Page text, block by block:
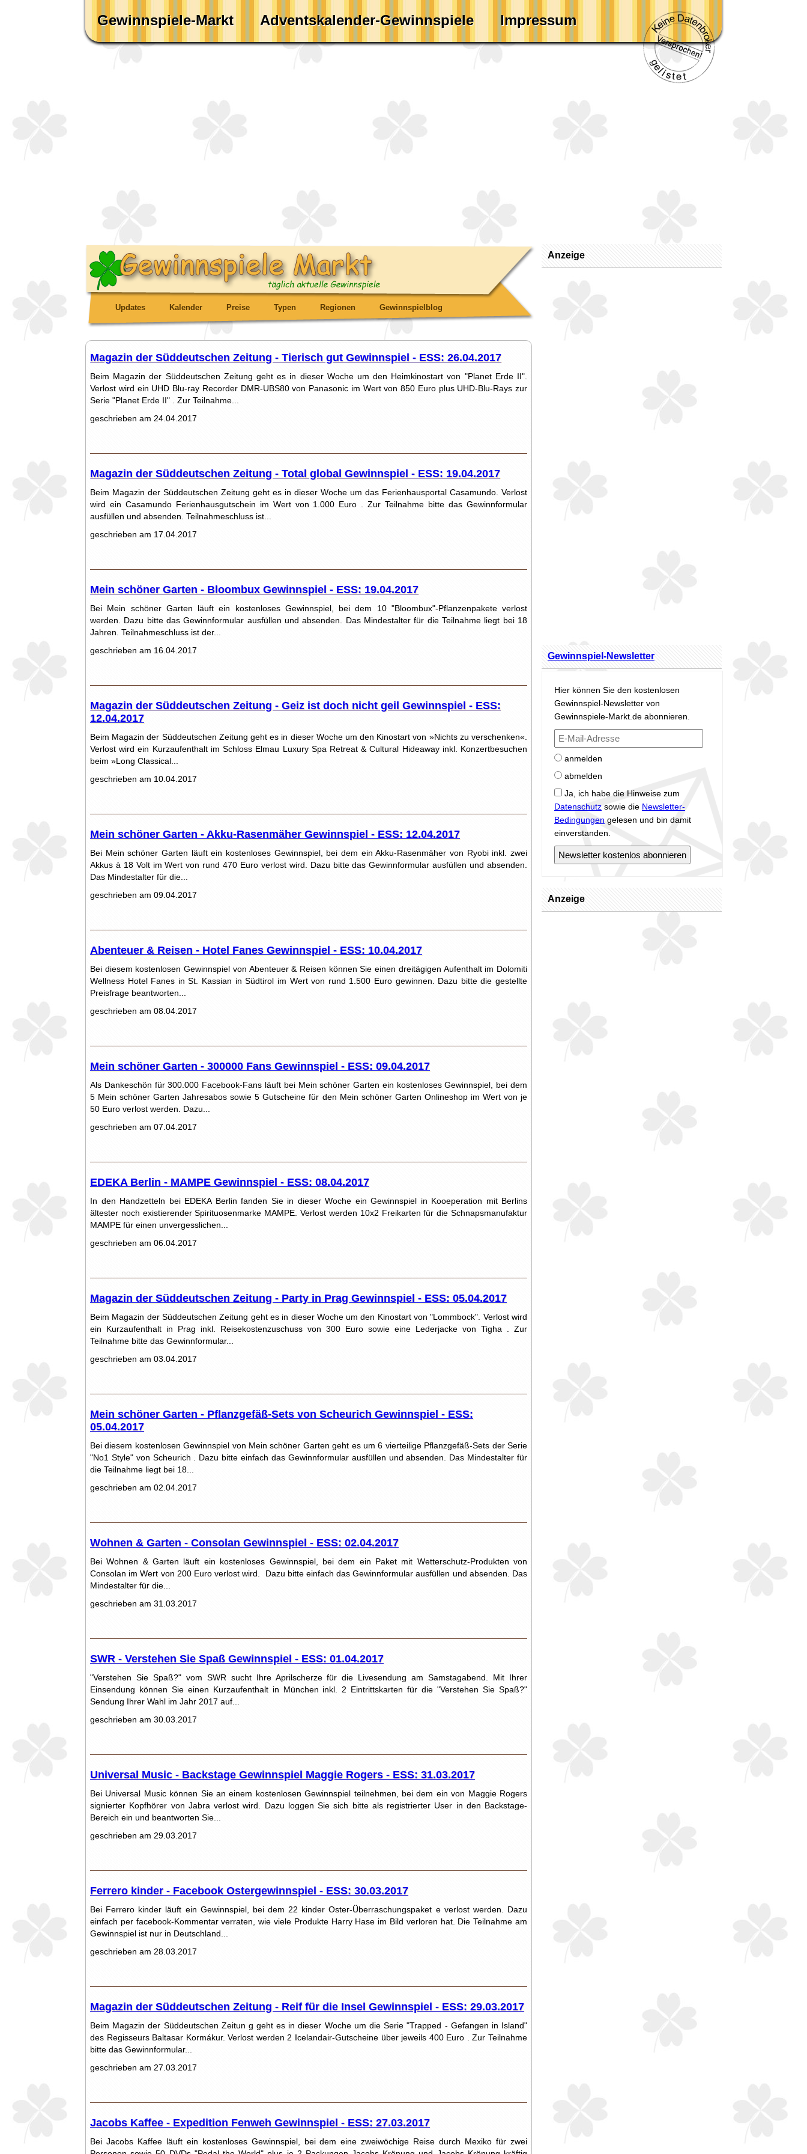
Gewinnspiele-Markt Adventskalender-Gewinnspiele Impressum
Updates Kalender Preise Typen Regionen Gewinnspielblog
Magazin der Süddeutschen Zeitung - Tierisch gut Gewinnspiel - ESS: 26.04.2017
Beim Magazin der Süddeutschen Zeitung geht es in dieser Woche um den Heimkinostart von "Planet Erde II".
Verlost wird ein UHD Blu-ray Recorder DMR-UBS80 von Panasonic im Wert von 850 Euro plus UHD-Blu-Rays zur
Serie "Planet Erde II" . Zur Teilnahme...
geschrieben am 24.04.2017
Magazin der Süddeutschen Zeitung - Total global Gewinnspiel - ESS: 19.04.2017
Beim Magazin der Süddeutschen Zeitung geht es in dieser Woche um das Ferienhausportal Casamundo. Verlost
wird ein Casamundo Ferienhausgutschein im Wert von 1.000 Euro . Zur Teilnahme bitte das Gewinnformular
ausfüllen und absenden. Teilnahmeschluss ist...
geschrieben am 17.04.2017
Mein schöner Garten - Bloombux Gewinnspiel - ESS: 19.04.2017
Bei Mein schöner Garten läuft ein kostenloses Gewinnspiel, bei dem 10 "Bloombux"-Pflanzenpakete verlost
werden. Dazu bitte das Gewinnformular ausfüllen und absenden. Das Mindestalter für die Teilnahme liegt bei 18
Jahren. Teilnahmeschluss ist der...
geschrieben am 16.04.2017
Magazin der Süddeutschen Zeitung - Geiz ist doch nicht geil Gewinnspiel - ESS:
12.04.2017
Beim Magazin der Süddeutschen Zeitung geht es in dieser Woche um den Kinostart von »Nichts zu verschenken«.
Verlost wird ein Kurzaufenthalt im Schloss Elmau Luxury Spa Retreat & Cultural Hideaway inkl. Konzertbesuchen
beim »Long Classical...
geschrieben am 10.04.2017
Mein schöner Garten - Akku-Rasenmäher Gewinnspiel - ESS: 12.04.2017
Bei Mein schöner Garten läuft ein kostenloses Gewinnspiel, bei dem ein Akku-Rasenmäher von Ryobi inkl. zwei
Akkus à 18 Volt im Wert von rund 470 Euro verlost wird. Dazu bitte das Gewinnformular ausfüllen und absenden.
Das Mindestalter für die...
geschrieben am 09.04.2017
Abenteuer & Reisen - Hotel Fanes Gewinnspiel - ESS: 10.04.2017
Bei diesem kostenlosen Gewinnspiel von Abenteuer & Reisen können Sie einen dreitägigen Aufenthalt im Dolomiti
Wellness Hotel Fanes in St. Kassian in Südtirol im Wert von rund 1.500 Euro gewinnen. Dazu bitte die gestellte
Preisfrage beantworten...
geschrieben am 08.04.2017
Mein schöner Garten - 300000 Fans Gewinnspiel - ESS: 09.04.2017
Als Dankeschön für 300.000 Facebook-Fans läuft bei Mein schöner Garten ein kostenloses Gewinnspiel, bei dem
5 Mein schöner Garten Jahresabos sowie 5 Gutscheine für den Mein schöner Garten Onlineshop im Wert von je
50 Euro verlost werden. Dazu...
geschrieben am 07.04.2017
EDEKA Berlin - MAMPE Gewinnspiel - ESS: 08.04.2017
In den Handzetteln bei EDEKA Berlin fanden Sie in dieser Woche ein Gewinnspiel in Kooeperation mit Berlins
ältester noch existierender Spirituosenmarke MAMPE. Verlost werden 10x2 Freikarten für die Schnapsmanufaktur
MAMPE für einen unvergesslichen...
geschrieben am 06.04.2017
Magazin der Süddeutschen Zeitung - Party in Prag Gewinnspiel - ESS: 05.04.2017
Beim Magazin der Süddeutschen Zeitung geht es in dieser Woche um den Kinostart von "Lommbock". Verlost wird
ein Kurzaufenthalt in Prag inkl. Reisekostenzuschuss von 300 Euro sowie eine Lederjacke von Tigha . Zur
Teilnahme bitte das Gewinnformular...
geschrieben am 03.04.2017
Mein schöner Garten - Pflanzgefäß-Sets von Scheurich Gewinnspiel - ESS:
05.04.2017
Bei diesem kostenlosen Gewinnspiel von Mein schöner Garten geht es um 6 vierteilige Pflanzgefäß-Sets der Serie
"No1 Style" von Scheurich . Dazu bitte einfach das Gewinnformular ausfüllen und absenden. Das Mindestalter für
die Teilnahme liegt bei 18...
geschrieben am 02.04.2017
Wohnen & Garten - Consolan Gewinnspiel - ESS: 02.04.2017
Bei Wohnen & Garten läuft ein kostenloses Gewinnspiel, bei dem ein Paket mit Wetterschutz-Produkten von
Consolan im Wert von 200 Euro verlost wird. Dazu bitte einfach das Gewinnformular ausfüllen und absenden. Das
Mindestalter für die...
geschrieben am 31.03.2017
SWR - Verstehen Sie Spaß Gewinnspiel - ESS: 01.04.2017
"Verstehen Sie Spaß?" vom SWR sucht Ihre Aprilscherze für die Livesendung am Samstagabend. Mit Ihrer
Einsendung können Sie einen Kurzaufenthalt in München inkl. 2 Eintrittskarten für die "Verstehen Sie Spaß?"
Sendung Ihrer Wahl im Jahr 2017 auf...
geschrieben am 30.03.2017
Universal Music - Backstage Gewinnspiel Maggie Rogers - ESS: 31.03.2017
Bei Universal Music können Sie an einem kostenlosen Gewinnspiel teilnehmen, bei dem ein von Maggie Rogers
signierter Kopfhörer von Jabra verlost wird. Dazu loggen Sie sich bitte als registrierter User in den Backstage-
Bereich ein und beantworten Sie...
geschrieben am 29.03.2017
Ferrero kinder - Facebook Ostergewinnspiel - ESS: 30.03.2017
Bei Ferrero kinder läuft ein Gewinnspiel, bei dem 22 kinder Oster-Überraschungspaket e verlost werden. Dazu
einfach per facebook-Kommentar verraten, wie viele Produkte Harry Hase im Bild verloren hat. Die Teilnahme am
Gewinnspiel ist nur in Deutschland...
geschrieben am 28.03.2017
Magazin der Süddeutschen Zeitung - Reif für die Insel Gewinnspiel - ESS: 29.03.2017
Beim Magazin der Süddeutschen Zeitun g geht es in dieser Woche um die Serie "Trapped - Gefangen in Island"
des Regisseurs Baltasar Kormákur. Verlost werden 2 Icelandair-Gutscheine über jeweils 400 Euro . Zur Teilnahme
bitte das Gewinnformular...
geschrieben am 27.03.2017
Jacobs Kaffee - Expedition Fenweh Gewinnspiel - ESS: 27.03.2017
Bei Jacobs Kaffee läuft ein kostenloses Gewinnspiel, bei dem eine zweiwöchige Reise durch Mexiko für zwei
Anzeige
Gewinnspiel-Newsletter
Hier können Sie den kostenlosen
Gewinnspiel-Newsletter von
Gewinnspiele-Markt.de abonnieren.
anmelden
abmelden
Ja, ich habe die Hinweise zum
Datenschutz sowie die Newsletter-
Bedingungen gelesen und bin damit
einverstanden.
Anzeige